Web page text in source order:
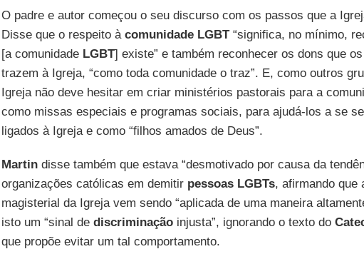
O padre e autor começou o seu discurso com os passos que a
Disse que o respeito à comunidade LGBT“significa, no mínimo,
[a comunidade LGBT] existe” e também reconhecer os dons que
trazem à Igreja, “como toda comunidade o traz”. E, como outros
Igreja não deve hesitar em criar ministérios pastorais para a
como missas especiais e programas sociais, para ajudá-los a se
ligados à Igreja e como “filhos amados de Deus”.
Martindisse também que estava “desmotivado por causa da
organizações católicas em demitir pessoas LGBTs, afirmando que
magisterial da Igreja vem sendo “aplicada de uma maneira
isto um “sinal de discriminaçãoinjusta”, ignorando o texto do
que propõe evitar um tal comportamento.